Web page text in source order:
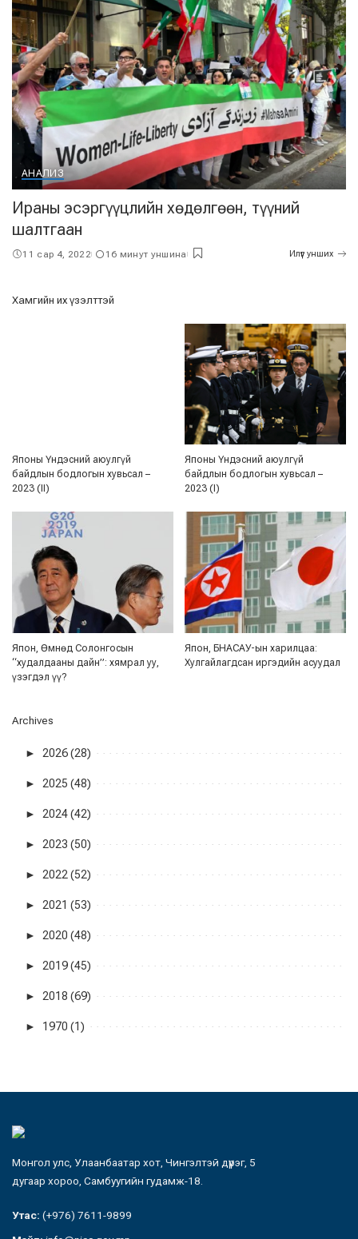
АНАЛИЗ
Ираны эсэргүүцлийн хөдөлгөөн, түүний
шалтгаан
11 сар 4, 2022 16 минут уншина Илүүг унших
Хамгийн их үзэлттэй
Японы Үндэсний аюулгүй
байдлын бодлогын хувьсал –
2023 (II)
Японы Үндэсний аюулгүй
байдлын бодлогын хувьсал –
2023 (I)
Япон, Өмнөд Солонгосын
“худалдааны дайн”: хямрал уу,
үзэгдэл үү?
Япон, БНАСАУ-ын харилцаа:
Хулгайлагдсан иргэдийн асуудал
Archives
► 2026 (28)
► 2025 (48)
► 2024 (42)
► 2023 (50)
► 2022 (52)
► 2021 (53)
► 2020 (48)
► 2019 (45)
► 2018 (69)
► 1970 (1)
Монгол улс, Улаанбаатар хот, Чингэлтэй дүүрэг, 5
дугаар хороо, Самбуугийн гудамж-18.
Утас: (+976) 7611-9899